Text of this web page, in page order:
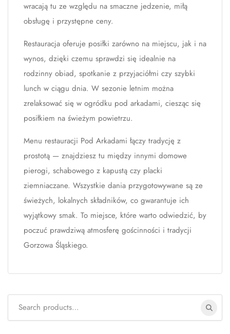
wracają tu ze względu na smaczne jedzenie, miłą
obsługę i przystępne ceny.
Restauracja oferuje posiłki zarówno na miejscu, jak i na
wynos, dzięki czemu sprawdzi się idealnie na
rodzinny obiad, spotkanie z przyjaciółmi czy szybki
lunch w ciągu dnia. W sezonie letnim można
zrelaksować się w ogródku pod arkadami, ciesząc się
posiłkiem na świeżym powietrzu.
Menu restauracji Pod Arkadami łączy tradycję z
prostotą — znajdziesz tu między innymi domowe
pierogi, schabowego z kapustą czy placki
ziemniaczane. Wszystkie dania przygotowywane są ze
świeżych, lokalnych składników, co gwarantuje ich
wyjątkowy smak. To miejsce, które warto odwiedzić, by
poczuć prawdziwą atmosferę gościnności i tradycji
Gorzowa Śląskiego.